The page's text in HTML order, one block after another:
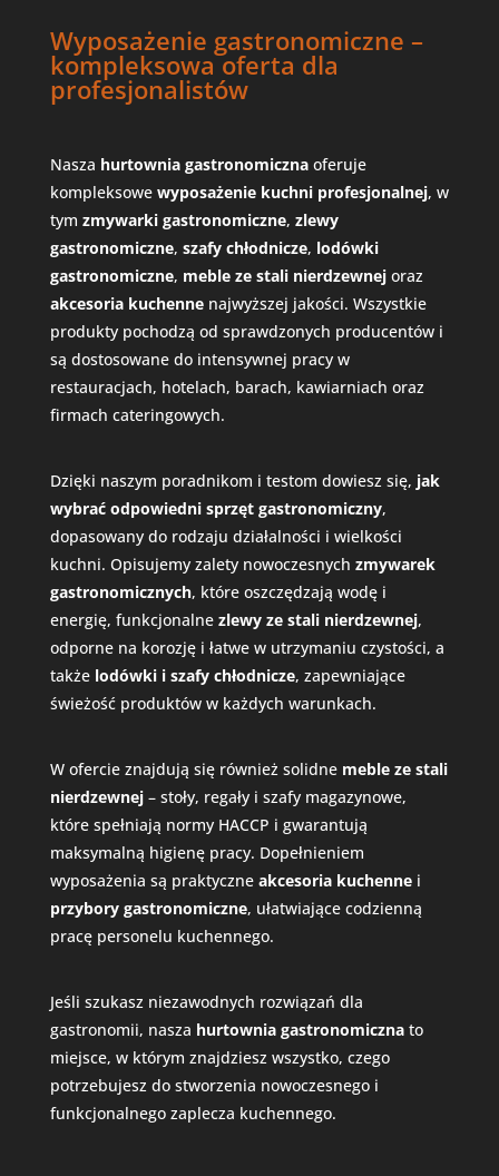
Wyposażenie gastronomiczne –
kompleksowa oferta dla
profesjonalistów
Nasza hurtownia gastronomicznaoferuje
kompleksowe wyposażenie kuchni profesjonalnej, w
tym zmywarki gastronomiczne, zlewy
gastronomiczne, szafy chłodnicze, lodówki
gastronomiczne, meble ze stali nierdzewnejoraz
akcesoria kuchennenajwyższej jakości. Wszystkie
produkty pochodzą od sprawdzonych producentów i
są dostosowane do intensywnej pracy w
restauracjach, hotelach, barach, kawiarniach oraz
firmach cateringowych.
Dzięki naszym poradnikom i testom dowiesz się, jak
wybrać odpowiedni sprzęt gastronomiczny,
dopasowany do rodzaju działalności i wielkości
kuchni. Opisujemy zalety nowoczesnych zmywarek
gastronomicznych, które oszczędzają wodę i
energię, funkcjonalne zlewy ze stali nierdzewnej,
odporne na korozję i łatwe w utrzymaniu czystości, a
także lodówki i szafy chłodnicze, zapewniające
świeżość produktów w każdych warunkach.
W ofercie znajdują się również solidne meble ze stali
nierdzewnej– stoły, regały i szafy magazynowe,
które spełniają normy HACCP i gwarantują
maksymalną higienę pracy. Dopełnieniem
wyposażenia są praktyczne akcesoria kuchennei
przybory gastronomiczne, ułatwiające codzienną
pracę personelu kuchennego.
Jeśli szukasz niezawodnych rozwiązań dla
gastronomii, nasza hurtownia gastronomicznato
miejsce, w którym znajdziesz wszystko, czego
potrzebujesz do stworzenia nowoczesnego i
funkcjonalnego zaplecza kuchennego.